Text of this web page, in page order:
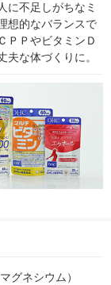
に不足しがちなミ
想的なバランスで
ＰＰやビタミンＤ
夫な体づくりに。
グネシウム）